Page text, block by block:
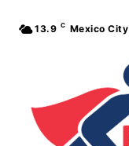
13.9 C Mexico City